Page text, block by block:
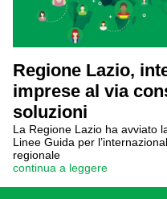
Regione Lazio,
imprese al via
soluzioni
La Regione Lazio ha avviato
Linee Guida per
regionale
continua a leggere